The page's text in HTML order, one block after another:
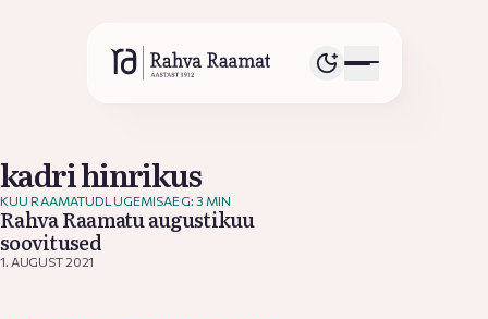
kadri hinrikus
KUU RAAMATUDLUGEMISAEG: 3 MIN
Rahva Raamatu augustikuu
soovitused
1. AUGUST 2021